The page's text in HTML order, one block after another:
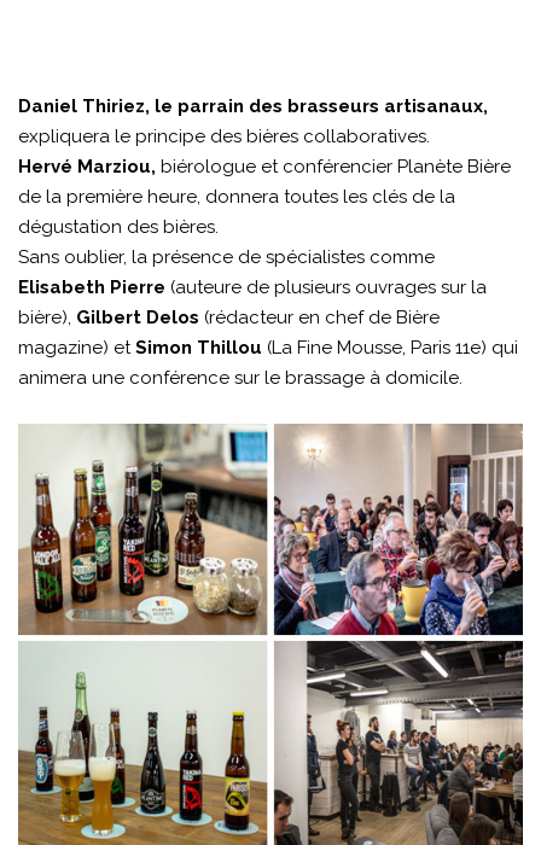
Daniel Thiriez, le parrain des brasseurs artisanaux,
expliquera le principe des bières collaboratives.
Hervé Marziou, biérologue et conférencier Planète Bière
de la première heure, donnera toutes les clés de la
dégustation des bières.
Sans oublier, la présence de spécialistes comme
Elisabeth Pierre (auteure de plusieurs ouvrages sur la
bière), Gilbert Delos (rédacteur en chef de Bière
magazine) etSimon Thillou (La Fine Mousse, Paris 11e) qui
animera une conférence sur le brassage à domicile.